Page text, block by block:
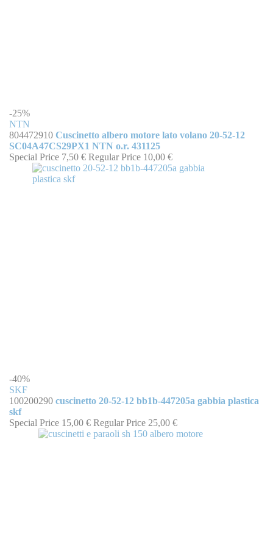
-25%
NTN
804472910 Cuscinetto albero motore lato volano 20-52-12
SC04A47CS29PX1 NTN o.r. 431125
Special Price 7,50 € Regular Price 10,00 €
-40%
SKF
100200290 cuscinetto 20-52-12 bb1b-447205a gabbia plastica
skf
Special Price 15,00 € Regular Price 25,00 €